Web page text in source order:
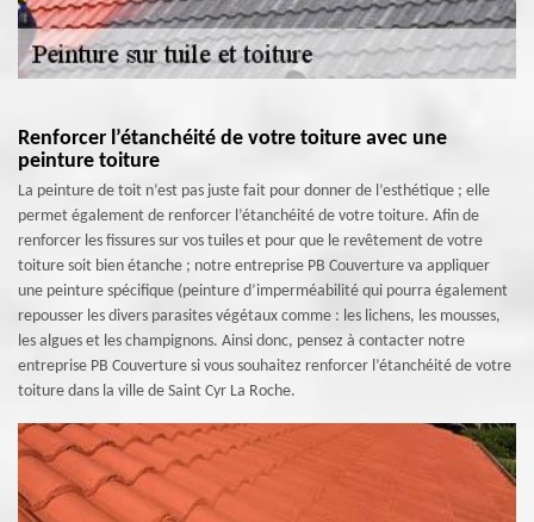
Renforcer l’étanchéité de votre toiture avec une
peinture toiture
La peinture de toit n’est pas juste fait pour donner de l’esthétique ; elle
permet également de renforcer l’étanchéité de votre toiture. Afin de
renforcer les fissures sur vos tuiles et pour que le revêtement de votre
toiture soit bien étanche ; notre entreprise PB Couverture va appliquer
une peinture spécifique (peinture d’imperméabilité qui pourra également
repousser les divers parasites végétaux comme : les lichens, les mousses,
les algues et les champignons. Ainsi donc, pensez à contacter notre
entreprise PB Couverture si vous souhaitez renforcer l’étanchéité de votre
toiture dans la ville de Saint Cyr La Roche.